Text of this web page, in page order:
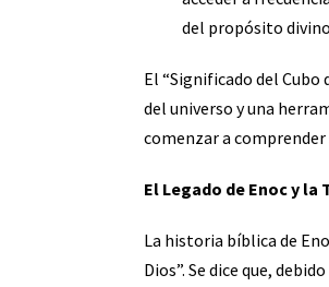
del propósito
El “Significado del
del universo y una
comenzar a
El Legado de Enoc y
La historia bíblica de
Dios”. Se dice que,